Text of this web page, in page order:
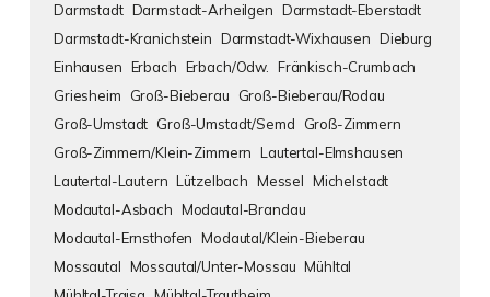
Darmstadt Darmstadt-Arheilgen Darmstadt-Eberstadt
Darmstadt-Kranichstein Darmstadt-Wixhausen Dieburg
Einhausen Erbach Erbach/Odw.
Fränkisch-Crumbach
Griesheim
Groß-Bieberau
Groß-Bieberau/Rodau
Groß-Umstadt Groß-Umstadt/Semd
Groß-Zimmern
Groß-Zimmern/Klein-Zimmern Lautertal-Elmshausen
Lautertal-Lautern Lützelbach Messel Michelstadt
Modautal-Asbach Modautal-Brandau
Modautal-Ernsthofen Modautal/Klein-Bieberau
Mossautal Mossautal/Unter-Mossau Mühltal